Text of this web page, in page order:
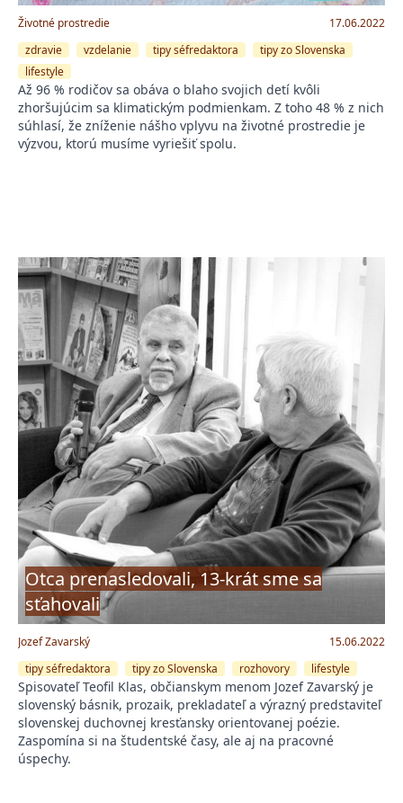
Životné prostredie
17.06.2022
zdravie
vzdelanie tipy séfredaktora
tipy zo Slovenska
lifestyle
Až 96 % rodičov sa obáva o blaho svojich detí kvôli
zhoršujúcim sa klimatickým podmienkam. Z toho 48 % z nich
súhlasí, že zníženie nášho vplyvu na životné prostredie je
výzvou, ktorú musíme vyriešiť spolu.
Otca prenasledovali, 13-krát sme sa
sťahovali
Jozef Zavarský
15.06.2022
tipy séfredaktora
tipy zo Slovenska rozhovory lifestyle
Spisovateľ Teofil Klas, občianskym menom Jozef Zavarský je
slovenský básnik, prozaik, prekladateľ a výrazný predstaviteľ
slovenskej duchovnej kresťansky orientovanej poézie.
Zaspomína si na študentské časy, ale aj na pracovné
úspechy.